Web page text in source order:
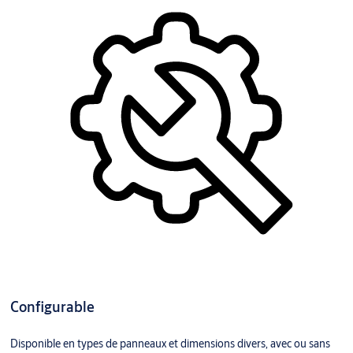
Configurable
Disponible en types de panneaux et dimensions divers, avec ou sans